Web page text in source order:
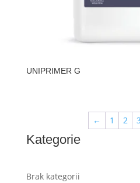
UNIPRIMER G
← 1 2
Kategorie
Brak kategorii